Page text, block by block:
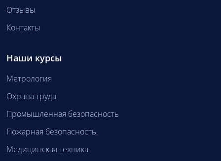
Отзывы
Контакты
Наши курсы
Метрология
Охрана труда
Промышленная безопасность
Пожарная безопасность
Медицинская техника